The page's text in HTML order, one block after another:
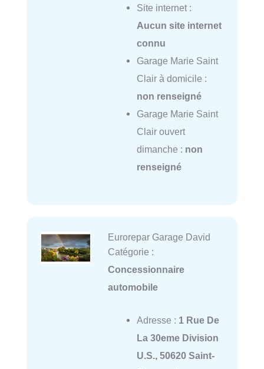
Site internet :
Aucun site internet
connu
Garage Marie Saint
Clair à domicile :
non renseigné
Garage Marie Saint
Clair ouvert
dimanche : non
renseigné
Eurorepar Garage David
Catégorie :
Concessionnaire
automobile
Adresse : 1 Rue De
La 30eme Division
U.S., 50620 Saint-